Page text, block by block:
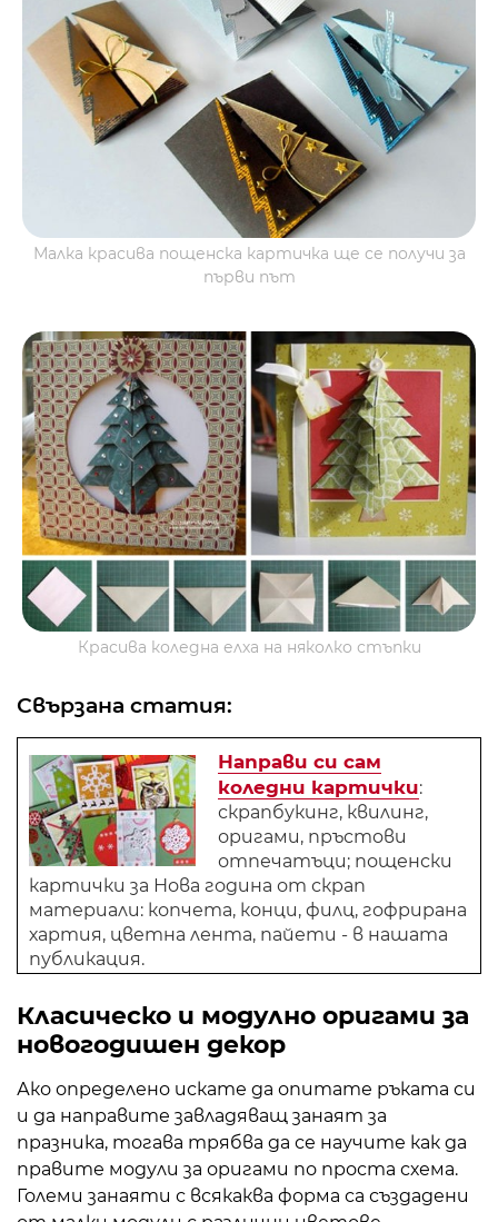
Малка красива пощенска картичка ще се получи за
първи път
Красива коледна елха на няколко стъпки
Свързана статия:
Направи си сам
коледни картички:
скрапбукинг, квилинг,
оригами, пръстови
отпечатъци; пощенски
картички за Нова година от скрап
материали: копчета, конци, филц, гофрирана
хартия, цветна лента, пайети - в нашата
публикация.
Класическо и модулно оригами за
новогодишен декор
Ако определено искате да опитате ръката си
и да направите завладяващ занаят за
празника, тогава трябва да се научите как да
правите модули за оригами по проста схема.
Големи занаяти с всякаква форма са създадени